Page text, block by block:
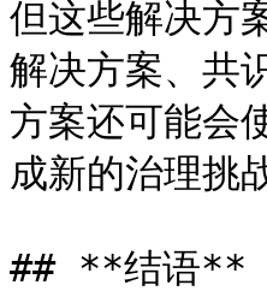
但这些解决方
解决方案、共
方案还可能会
成新的治理挑
## **结语**